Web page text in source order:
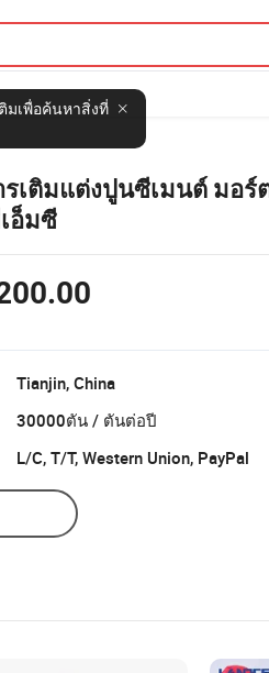
มเพื่อค้นหาสิ่งที่
ติมแต่งปูนซีเมนต์ มอร์
อ็มซี
Tianjin, China
30000ตัน / ตันต่อปี
L/C, T/T, Western Union, PayPal